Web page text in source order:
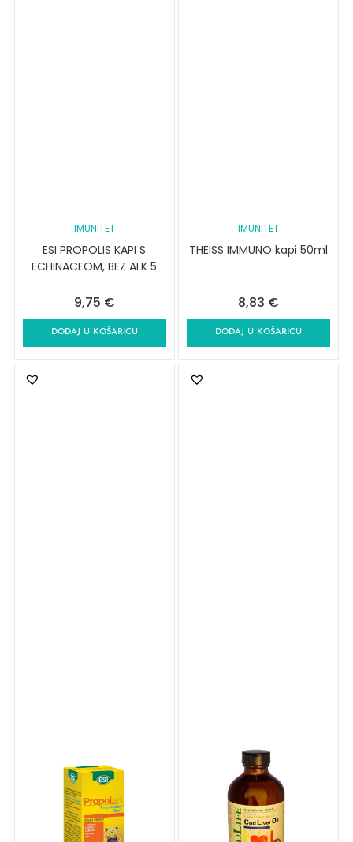
IMUNITET
ESI PROPOLIS KAPI S
ECHINACEOM, BEZ ALK 5
9,75 €
DODAJ U KOŠARICU
IMUNITET
THEISS IMMUNO kapi 50ml
8,83 €
DODAJ U KOŠARICU